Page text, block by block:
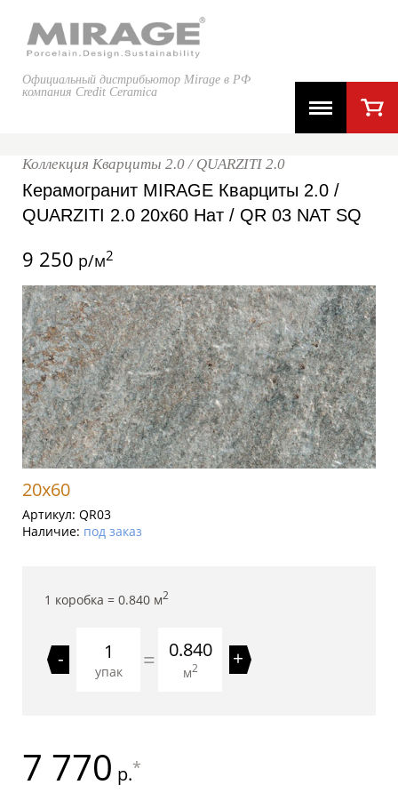
Официальный дистрибьютор Mirage в РФ
компания Credit Ceramica
Коллекция Кварциты 2.0 / QUARZITI 2.0
Керамогранит MIRAGE Кварциты 2.0 /
QUARZITI 2.0 20x60 Нат / QR 03 NAT SQ
9 250 р/м2
20x60
Артикул: QR03
Наличие: под заказ
1 коробка = 0.840 м2
-
упак = 0.840
м2 +
7 770 р.*